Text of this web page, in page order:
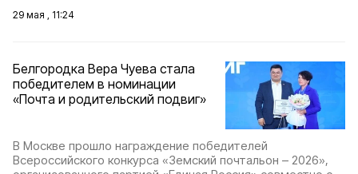
29 мая , 11:24
Белгородка Вера Чуева стала
победителем в номинации
«Почта и родительский подвиг»
В Москве прошло награждение победителей
Всероссийского конкурса «Земский почтальон – 2026»,